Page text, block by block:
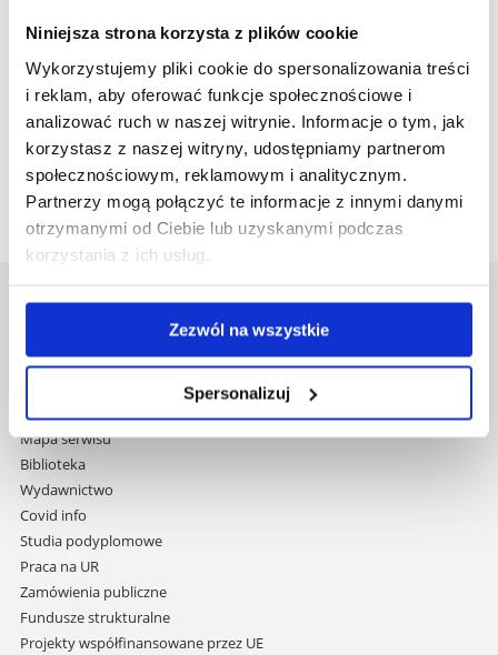
Niniejsza strona korzysta z plików cookie
Wykorzystujemy pliki cookie do spersonalizowania treści
i reklam, aby oferować funkcje społecznościowe i
analizować ruch w naszej witrynie. Informacje o tym, jak
korzystasz z naszej witryny, udostępniamy partnerom
społecznościowym, reklamowym i analitycznym.
Partnerzy mogą połączyć te informacje z innymi danymi
otrzymanymi od Ciebie lub uzyskanymi podczas
korzystania z ich usług.
Zezwól na wszystkie
Spersonalizuj
cudzoziemców:Egzamin wstępny w celu
sprawdzenia wiedzy w zakresie niezbędnym do
podjęcia studiów
Zasady przeliczania wyników znajdują siętutaj.
Opis kierunku i/lub specjalności znajduje siętutaj.
Uniwersytet Rzeszowski
Al. Tadeusza Rejtana 16C
35-959 Rzeszów
nawigację
i
przejdź
do
treści
Polityka prywatności
Mapa serwisu
Biblioteka
Wydawnictwo
Covid info
Studia podyplomowe
Praca na UR
Zamówienia publiczne
Fundusze strukturalne
Projekty współfinansowane przez UE